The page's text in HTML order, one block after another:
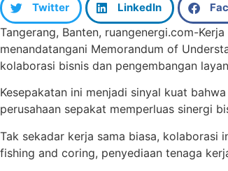
Twitter LinkedIn
Tangerang, Banten, ruangenergi.com-
menandatangani Memorandum of
kolaborasi bisnis dan pengembangan
Kesepakatan ini menjadi sinyal kuat
perusahaan sepakat memperluas sinergi
Tak sekadar kerja sama biasa,
fishing and coring, penyediaan tenaga